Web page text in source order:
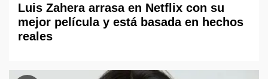
Luis Zahera arrasa en Netflix con su
mejor película y está basada en hechos
reales